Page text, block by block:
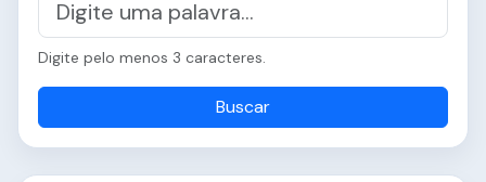
Digite pelo menos 3 caracteres.
Buscar